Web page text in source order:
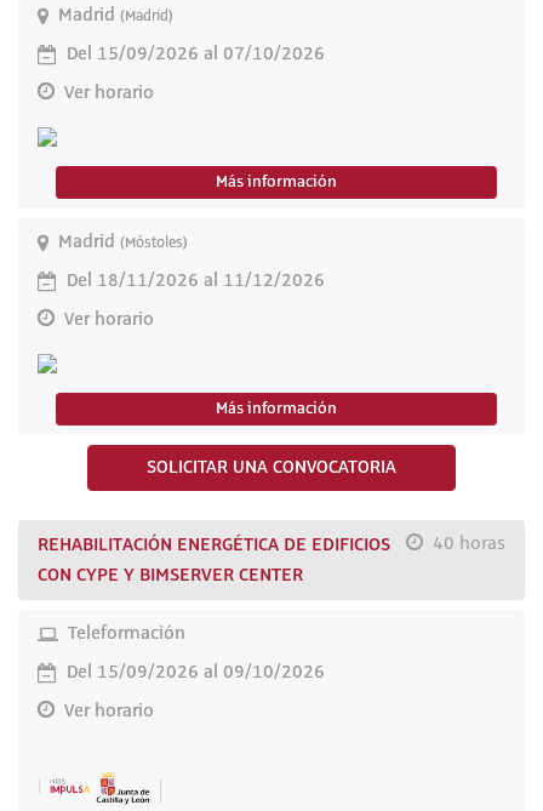
Madrid (Madrid)
Del 15/09/2026 al 07/10/2026
Ver horario
Más información
Madrid (Móstoles)
Del 18/11/2026 al 11/12/2026
Ver horario
Más información
SOLICITAR UNA CONVOCATORIA
40 horas
REHABILITACIÓN ENERGÉTICA DE EDIFICIOS
CON CYPE Y BIMSERVER CENTER
Teleformación
Del 15/09/2026 al 09/10/2026
Ver horario